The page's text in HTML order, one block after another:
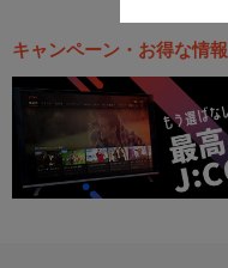
キャンペーン・お得な情報